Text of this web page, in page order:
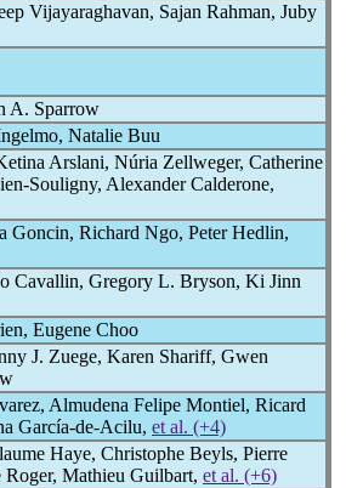
Vijayaraghavan, Sajan Rahman, Juby
A. Sparrow
Natalie Buu
Arslani, Núria Zellweger, Catherine
Souligny, Alexander Calderone,
Goncin, Richard Ngo, Peter Hedlin,
Cavallin, Gregory L. Bryson, Ki Jinn
Eugene Choo
J. Zuege, Karen Shariff, Gwen
Almudena Felipe Montiel, Ricard
García-de-Acilu, et al. (+4)
Haye, Christophe Beyls, Pierre
Mathieu Guilbart, et al. (+6)